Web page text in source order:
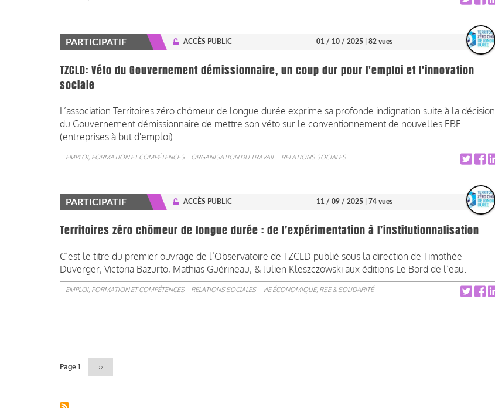
PARTICIPATIF ACCÈS PUBLIC 01 / 10 / 2025 | 82 vues
TZCLD: Véto du Gouvernement démissionnaire, un coup dur pour l'emploi et l'innovation
sociale
L’association Territoires zéro chômeur de longue durée exprime sa profonde indignation suite à la décision
du Gouvernement démissionnaire de mettre son véto sur le conventionnement de nouvelles EBE
(entreprises à but d'emploi)
EMPLOI, FORMATION ET COMPÉTENCES ORGANISATION DU TRAVAIL RELATIONS SOCIALES
PARTICIPATIF ACCÈS PUBLIC 11 / 09 / 2025 | 74 vues
Territoires zéro chômeur de longue durée : de l’expérimentation à l’institutionnalisation
C’est le titre du premier ouvrage de l’Observatoire de TZCLD publié sous la direction de Timothée
Duverger, Victoria Bazurto, Mathias Guérineau, & Julien Kleszczowski aux éditions Le Bord de l’eau.
EMPLOI, FORMATION ET COMPÉTENCES RELATIONS SOCIALES VIE ÉCONOMIQUE, RSE & SOLIDARITÉ
Page 1
Page
suivante
››